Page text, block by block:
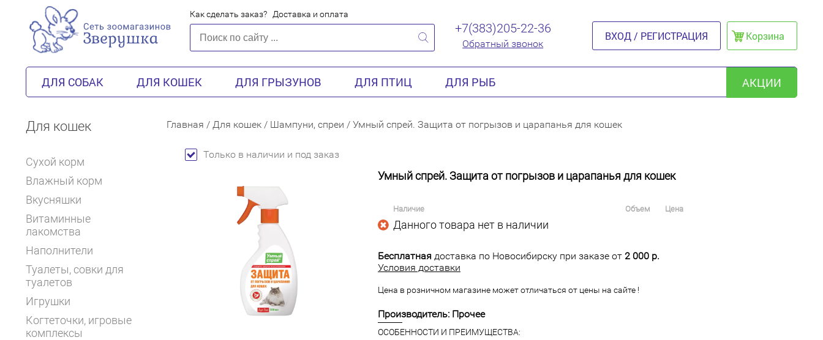
Как сделать заказ? Доставка и оплата
+7(383)205-22-36
Обратный звонок
ВХОД / РЕГИСТРАЦИЯ Корзина
ДЛЯ СОБАК ДЛЯ КОШЕК ДЛЯ ГРЫЗУНОВ ДЛЯ ПТИЦ ДЛЯ РЫБ АКЦИИ
Для кошек
Сухой корм
Влажный корм
Вкусняшки
Витаминные
лакомства
Наполнители
Туалеты, совки для
туалетов
Игрушки
Когтеточки, игровые
комплексы
Главная / Для кошек / Шампуни, спреи / Умный спрей. Защита от погрызов и царапанья для кошек
Только в наличии и под заказ
Умный спрей. Защита от погрызов и царапанья для кошек
Наличие Объем Цена
Данного товара нет в наличии
Бесплатная доставка по Новосибирску при заказе от 2 000 р.
Условия доставки
Цена в розничном магазине может отличаться от цены на сайте !
Производитель: Прочее
ОСОБЕННОСТИ И ПРЕИМУЩЕСТВА: